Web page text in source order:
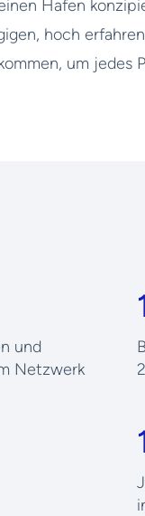
Hafen
hoch
um jedes
und
Netzwerk